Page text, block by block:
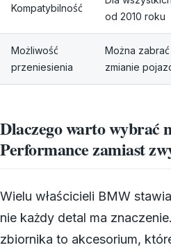
Kompatybilność
od 2010 roku
Możliwość
przeniesienia
Można
zmianie
Dlaczego warto wybrać
Performance zamiast
Wielu właścicieli BMW
nie każdy detal ma
zbiornika to akcesorium,